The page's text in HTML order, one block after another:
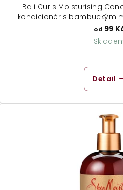
Bali Curls Moisturising
kondicionér s bambuckým
od 99
z
5
Detail